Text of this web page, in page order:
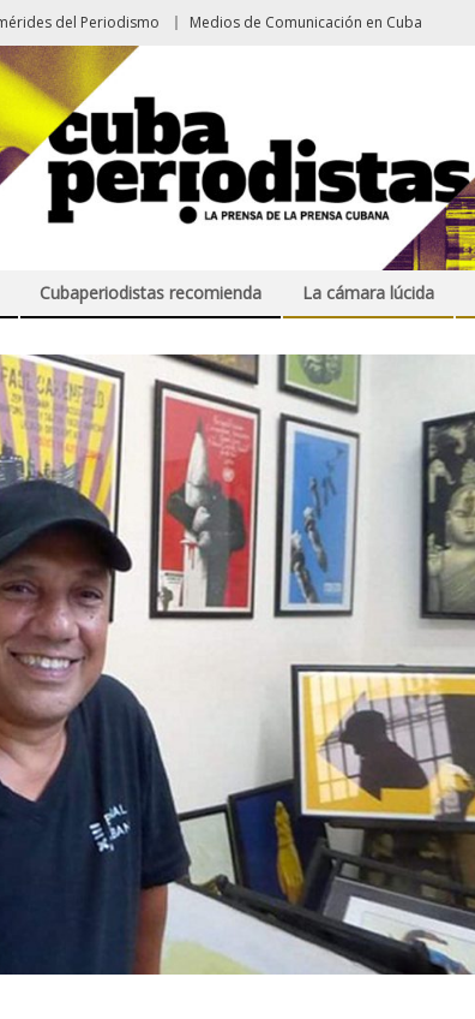
del Periodismo Medios de Comunicación en Cuba
Cubaperiodistas recomienda La cámara lúcida